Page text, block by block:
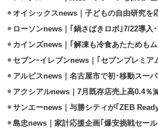
アクシアルnews｜7月既存店売上高0.4％
サンエーnews｜与勝シティが｢ZEB